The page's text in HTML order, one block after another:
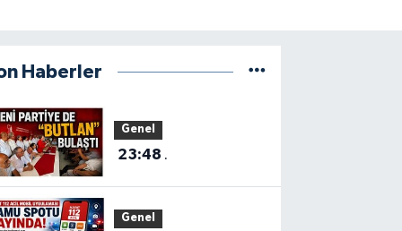
Haberler
Genel
23:48 .
Genel